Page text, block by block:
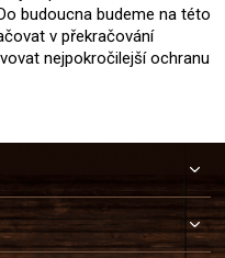
budoucna budeme na této
v překračování
nejpokročilejší ochranu